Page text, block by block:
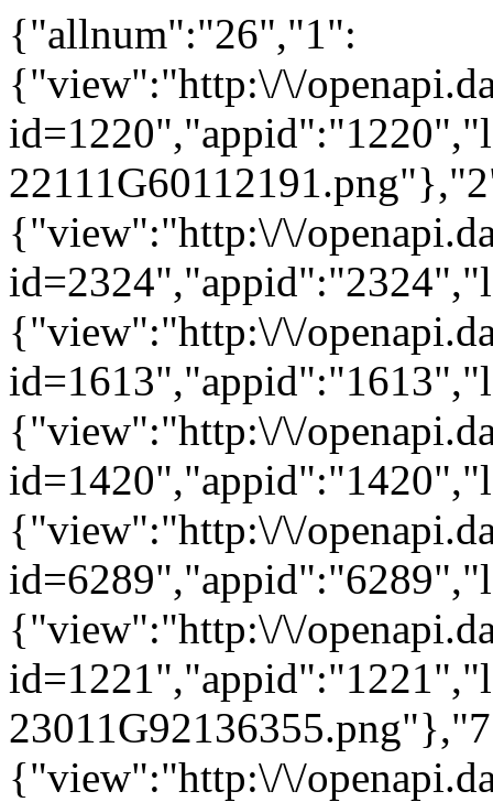
{"allnum":"26","1":
{"view":"http:\/\/
{"view":"http:\/\/
{"view":"http:\/\/
{"view":"http:\/\/
{"view":"http:\/\/
{"view":"http:\/\/
{"view":"http:\/\/